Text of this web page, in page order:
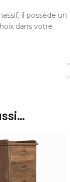
il possède un
dans votre